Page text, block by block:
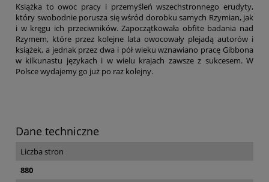
Książka to owoc pracy i przemyśleń wszechstronnego erudyty,
który swobodnie porusza się wśród dorobku samych Rzymian, jak
i w kręgu ich przeciwników. Zapoczątkowała obfite badania nad
Rzymem, które przez kolejne lata owocowały plejadą autorów i
książek, a jednak przez dwa i pół wieku wznawiano pracę Gibbona
w kilkunastu językach i w wielu krajach zawsze z sukcesem. W
Polsce wydajemy go już po raz kolejny.
Dane techniczne
Liczba stron
880